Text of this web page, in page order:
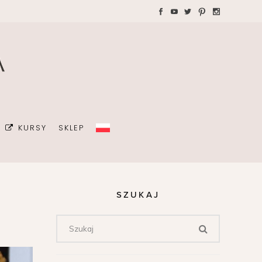
DZIEĆMI
KURSY SKLEP
SZUKAJ